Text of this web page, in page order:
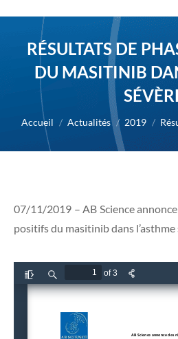
RÉSULTATS DE
DU MASITINIB
Vous êtes ici :
Accueil Actualités 2019
07/11/2019 – AB Science
positifs du masitinib dans l’asthme